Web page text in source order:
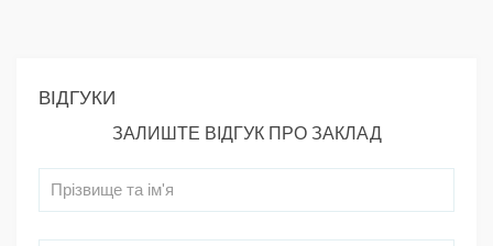
ВІДГУКИ
ЗАЛИШТЕ ВІДГУК ПРО ЗАКЛАД